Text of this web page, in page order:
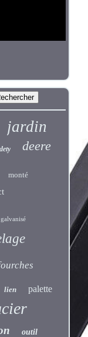
jardin
dety deere
monté
galvanisé
lien palette
outil